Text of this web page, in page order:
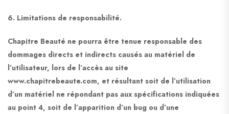
6. Limitations de responsabilité.
Chapitre Beauté ne pourra être tenue responsable des
dommages directs et indirects causés au matériel de
l’utilisateur, lors de l’accès au site
www.chapitrebeaute.com, et résultant soit de l’utilisation
d’un matériel ne répondant pas aux spécifications indiquées
au point 4, soit de l’apparition d’un bug ou d’une